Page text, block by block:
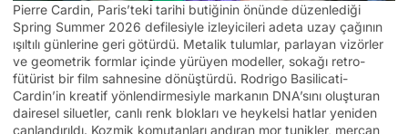
Pierre Cardin, Paris’teki tarihi butiğinin önünde düzenlediği
Spring Summer 2026 defilesiyle izleyicileri adeta uzay çağının
ışıltılı günlerine geri götürdü. Metalik tulumlar, parlayan vizörler
ve geometrik formlar içinde yürüyen modeller, sokağı retro-
fütürist bir film sahnesine dönüştürdü. Rodrigo Basilicati-
Cardin’in kreatif yönlendirmesiyle markanın DNA’sını oluşturan
dairesel siluetler, canlı renk blokları ve heykelsi hatlar yeniden
canlandırıldı. Kozmik komutanları andıran mor tunikler, mercan